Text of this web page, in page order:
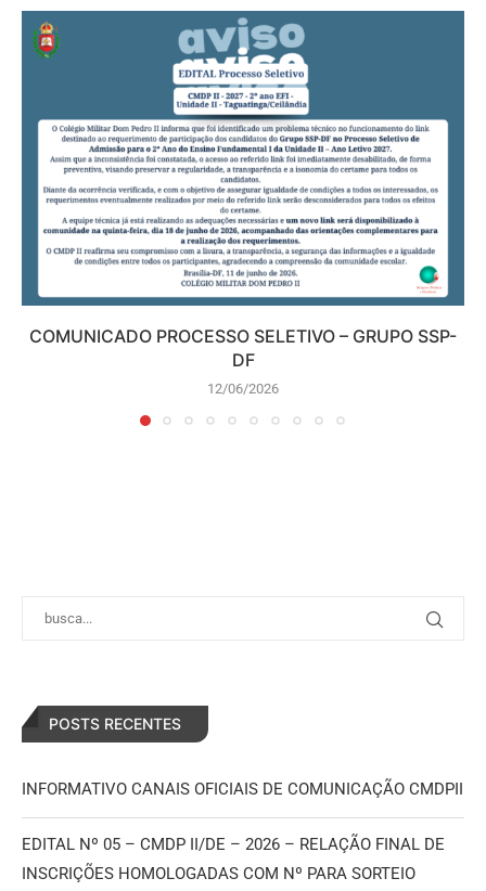
COMUNICADO PROCESSO SELETIVO – GRUPO SSP-
DF
12/06/2026
POSTS RECENTES
INFORMATIVO CANAIS OFICIAIS DE COMUNICAÇÃO CMDPII
EDITAL Nº 05 – CMDP II/DE – 2026 – RELAÇÃO FINAL DE
INSCRIÇÕES HOMOLOGADAS COM Nº PARA SORTEIO